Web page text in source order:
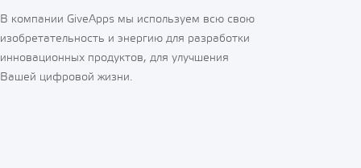
В компании GiveApps мы используем всю свою
изобретательность и энергию для разработки
инновационных продуктов, для улучшения
Вашей цифровой жизни.